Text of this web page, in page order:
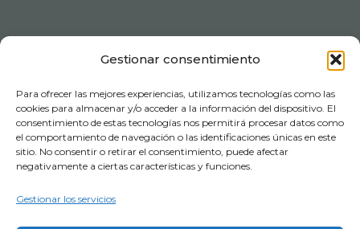
Gestionar consentimiento
Para ofrecer las mejores experiencias, utilizamos tecnologías como las
cookies para almacenar y/o acceder a la información del dispositivo. El
consentimiento de estas tecnologías nos permitirá procesar datos como
el comportamiento de navegación o las identificaciones únicas en este
sitio. No consentir o retirar el consentimiento, puede afectar
negativamente a ciertas características y funciones.
Gestionar los servicios